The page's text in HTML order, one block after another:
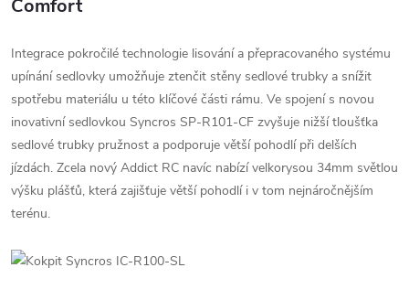
Comfort
Integrace pokročilé technologie lisování a přepracovaného systému
upínání sedlovky umožňuje ztenčit stěny sedlové trubky a snížit
spotřebu materiálu u této klíčové části rámu. Ve spojení s novou
inovativní sedlovkou Syncros SP-R101-CF zvyšuje nižší tloušťka
sedlové trubky pružnost a podporuje větší pohodlí při delších
jízdách. Zcela nový Addict RC navíc nabízí velkorysou 34mm světlou
výšku plášťů, která zajišťuje větší pohodlí i v tom nejnáročnějším
terénu.